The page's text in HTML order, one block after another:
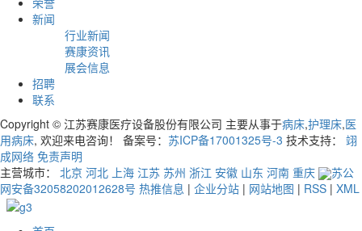
新闻
行业新闻
赛康资讯
展会信息
招聘
联系
Copyright © 江苏赛康医疗设备股份有限公司 主要从事于病床,护理床,医
用病床, 欢迎来电咨询！ 备案号： 苏ICP备17001325号-3 技术支持： 翊
成网络 免责声明
主营城市： 北京 河北 上海 江苏 苏州 浙江 安徽 山东 河南 重庆
苏公
网安备32058202012628号 热推信息 | 企业分站 | 网站地图 | RSS | XML